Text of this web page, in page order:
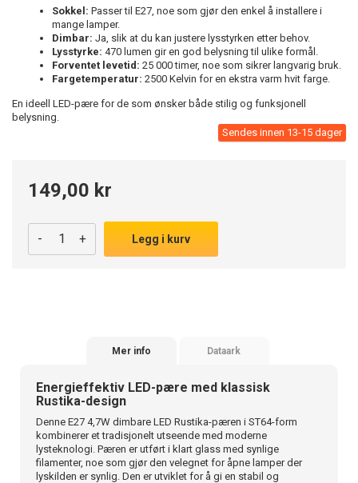
Sokkel: Passer til E27, noe som gjør den enkel å installere i
mange lamper.
Dimbar: Ja, slik at du kan justere lysstyrken etter behov.
Lysstyrke: 470 lumen gir en god belysning til ulike formål.
Forventet levetid: 25 000 timer, noe som sikrer langvarig bruk.
Fargetemperatur: 2500 Kelvin for en ekstra varm hvit farge.
En ideell LED-pære for de som ønsker både stilig og funksjonell
belysning.
Sendes innen 13-15 dager
149,00 kr
- + Legg i kurv
Mer info Dataark
Energieffektiv LED-pære med klassisk
Rustika-design
Denne E27 4,7W dimbare LED Rustika-pæren i ST64-form
kombinerer et tradisjonelt utseende med moderne
lysteknologi. Pæren er utført i klart glass med synlige
filamenter, noe som gjør den velegnet for åpne lamper der
lyskilden er synlig. Den er utviklet for å gi en stabil og